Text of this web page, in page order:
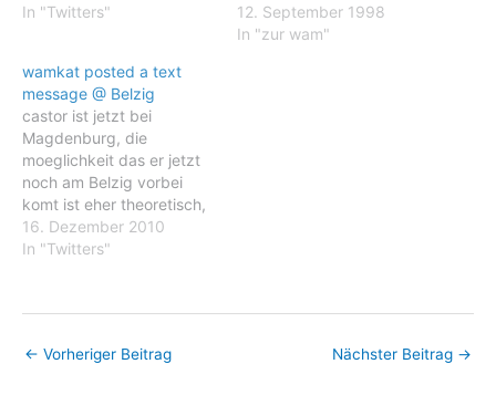
kaum gereist und war ich
an Belzig und die fläming
gebunden. Seit ich anfang
märz…
In "Twitters"
eröffnet. Es entstand in
einer ehemaligen Bäckerei
12. September 1998
In "zur wam"
wamkat posted a text
message @ Belzig
castor ist jetzt bei
Magdenburg, die
moeglichkeit das er jetzt
noch am Belzig vorbei
komt ist eher theoretisch,
glaube ich.
16. Dezember 2010
In "Twitters"
← Vorheriger Beitrag Nächster Beitrag →